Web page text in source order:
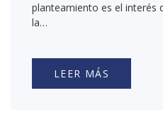
planteamiento es el interés
la…
LEER MÁS